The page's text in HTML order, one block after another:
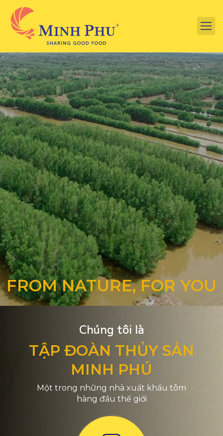
FROM NATURE, FOR YOU
Chúng tôi là
TẬP ĐOÀN THỦY SẢN
MINH PHÚ
Một trong những nhà xuất khẩu tôm
hàng đầu thế giới